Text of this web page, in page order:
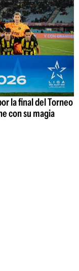
la final del Torneo
con su magia